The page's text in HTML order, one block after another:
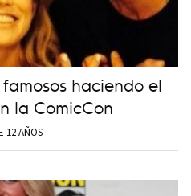
haciendo el
la ComicCon
12 AÑOS